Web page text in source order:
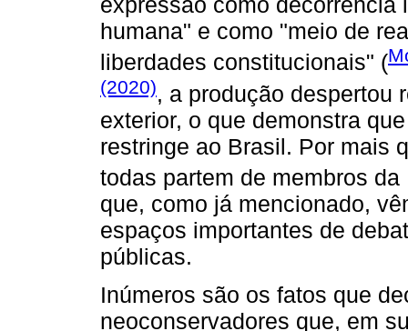
humana" e como "meio de
liberdades constitucionais" (
(2020), a produção despertou
exterior, o que demonstra
restringe ao Brasil. Por mais
todas partem de membros
que, como já mencionado,
espaços importantes de
públicas.
Inúmeros são os fatos que
neoconservadores que, em